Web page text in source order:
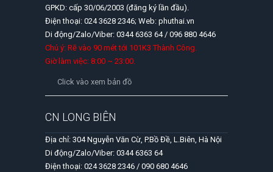
GPKD: cấp 30/06/2003 (đăng ký lần đầu).
Điện thoại: 024 3628 2346; Web: phuthai.vn
Di động/Zalo/Viber: 0344 6363 64 / 096 880 4646
Chú ý: Rẽ vào 90 mét tới 101K3 Thành Công.
Giờ làm việc: 8:00 ~ 23:00.
Click vào xem bản đồ
CN LONG BIÊN
Địa chỉ: 304 Nguyễn Văn Cừ, P.Bồ Đề, L.Biên, Hà Nội
Di động/Zalo/Viber: 0344 6363 64
Điện thoại: 024 3628 2346 / 090 680 4646